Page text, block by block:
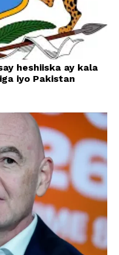
heshiiska ay kala
iyo Pakistan